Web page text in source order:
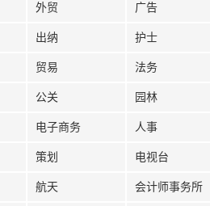
外贸 广告
出纳 护士
贸易 法务
公关 园林
电子商务 人事
策划 电视台
航天 会计师事务所